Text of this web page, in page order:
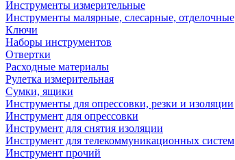
Инструменты измерительные
Инструменты малярные, слесарные, отделочные
Ключи
Наборы инструментов
Отвертки
Расходные материалы
Рулетка измерительная
Сумки, ящики
Инструменты для опрессовки, резки и изоляции
Инструмент для опрессовки
Инструмент для снятия изоляции
Инструмент для телекоммуникационных систем
Инструмент прочий